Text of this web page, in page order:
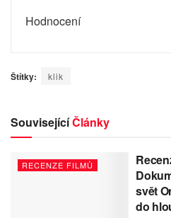
Hodnocení
Štítky: klik
SouvisejícíČlánky
RECENZE FILMŮ
svět
do